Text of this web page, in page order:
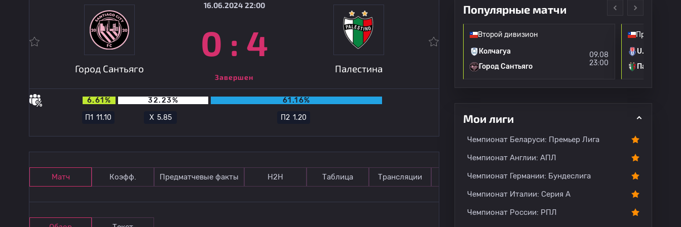
Город Сантьяго
16.06.2024 22:00
0 : 4
Завершен
Палестина
6.61% 32.23%
61.16%
П1 11.10 Х 5.85 П21.20
Матч Коэфф. Предматчевые факты Н2Н Таблица Трансляции Прогноз Комментарии
Популярные матчи
Премьер-лига
U. Де Чили
Палестина
Второй дивизион
Колчагуа
Город Сантьяго
09.08
23:00
Премьер-
U. Де Чили
Палестина
Мои лиги
Чемпионат Беларуси: Премьер Лига
Чемпионат Англии: АПЛ
Чемпионат Германии: Бундеслига
Чемпионат Италии: Серия А
Чемпионат России: РПЛ